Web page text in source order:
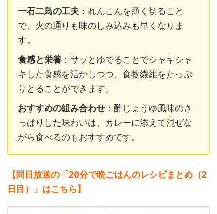
一石二鳥の工夫 ：れんこんを薄く切ること
で、火の通りも味のしみ込みも早くなりま
す。
食感と栄養 ：サッとゆでることでシャキシャ
キした食感を活かしつつ、食物繊維をたっぷ
りとることができます。
おすすめの組み合わせ ：酢じょうゆ風味のさ
っぱりした味わいは、カレーに添えて混ぜな
がら食べるのもおすすめです。
【同日放送の「20分で晩ごはんのレシピまとめ（2
日目）」 はこちら】